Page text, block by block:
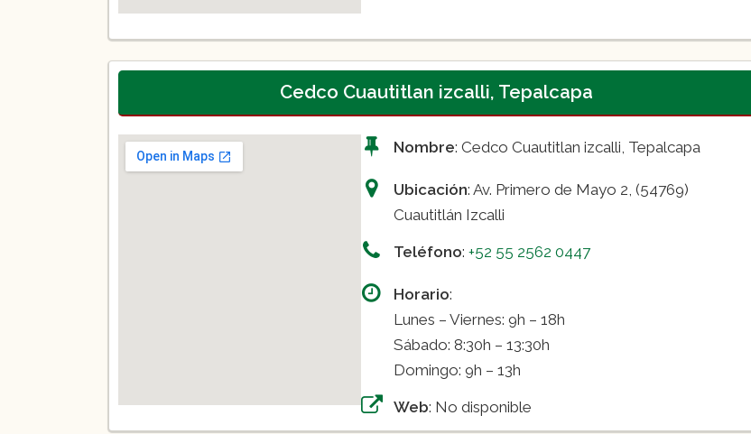
Cedco Cuautitlan izcalli, Tepalcapa
Nombre: Cedco Cuautitlan izcalli, Tepalcapa
Ubicación: Av. Primero de Mayo 2, (54769)
Cuautitlán Izcalli
Teléfono: +52 55 2562 0447
Horario:
Lunes – Viernes: 9h – 18h
Sábado: 8:30h – 13:30h
Domingo: 9h – 13h
Web: No disponible